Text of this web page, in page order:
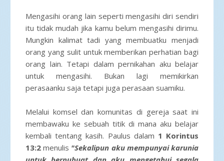
Mengasihi orang lain seperti mengasihi diri sendiri
itu tidak mudah jika kamu belum mengasihi dirimu.
Mungkin kalimat tadi yang membuatku menjadi
orang yang sulit untuk memberikan perhatian bagi
orang lain. Tetapi dalam pernikahan aku belajar
untuk mengasihi. Bukan lagi memikirkan
perasaanku saja tetapi juga perasaan suamiku.
Melalui komsel dan komunitas di gereja saat ini
membawaku ke sebuah titik di mana aku belajar
kembali tentang kasih. Paulus dalam 1 Korintus
13:2 menulis "Sekalipun aku mempunyai karunia